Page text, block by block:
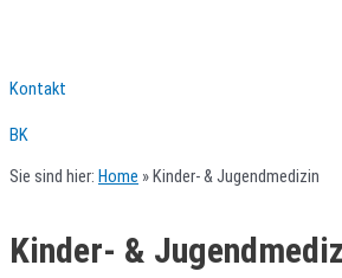
Kontakt
BK
Sie sind hier: Home » Kinder- & Jugendmedizin
Kinder- &